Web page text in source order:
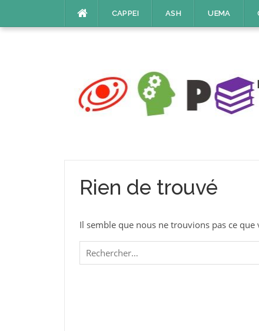
CAPPEI ASH UEMA
Rien de trouvé
Il semble que nous ne trouvions pas ce que
Rechercher :